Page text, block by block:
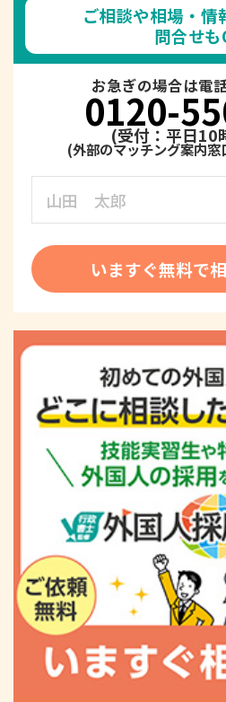
ご相談や相場・情
問合せ
お急ぎの場合は電
0120-
(受付：平日10
いますぐ無料で